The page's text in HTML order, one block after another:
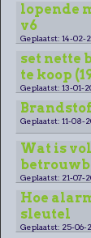
lopende
v6
Geplaatst: 14-02-
set nette
te koop
Geplaatst: 13-01-
Geplaatst: 11-08-
Wat is
Geplaatst: 21-07-
Hoe
sleutel
Geplaatst: 25-06-